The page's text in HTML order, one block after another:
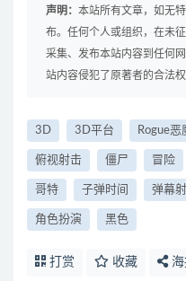
声明： 本站所有文章，如无
布。任何个人或组织，在未
采集、发布本站内容到任何
站内容侵犯了原著者的合法
3D 3D平台 Rogue恶
俯视射击 僵尸 冒险
哥特 子弹时间 弹幕
角色扮演 黑色
打赏 收藏 海